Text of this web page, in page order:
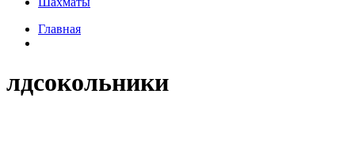
Главная
лдсокольники